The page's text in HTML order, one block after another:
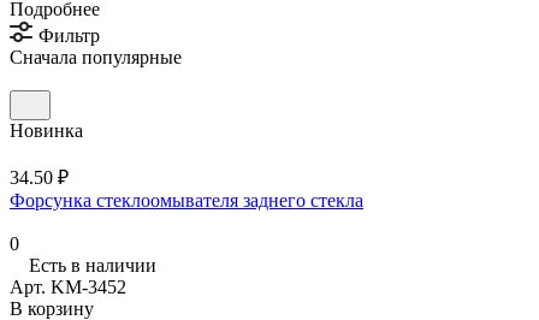
Подробнее
Фильтр
Сначала популярные
Новинка
34.50 ₽
Форсунка стеклоомывателя заднего стекла
0
Есть в наличии
Арт. KM-3452
В корзину